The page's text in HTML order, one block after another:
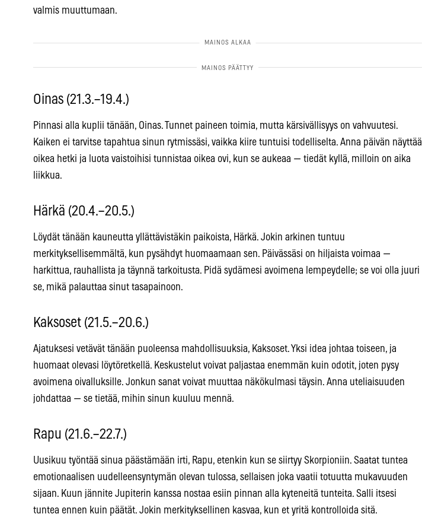
valmis muuttumaan.
Oinas (21.3.–19.4.)
Pinnasi alla kuplii tänään, Oinas. Tunnet paineen toimia, mutta kärsivällisyys on vahvuutesi.
Kaiken ei tarvitse tapahtua sinun rytmissäsi, vaikka kiire tuntuisi todelliselta. Anna päivän näyttää
oikea hetki ja luota vaistoihisi tunnistaa oikea ovi, kun se aukeaa — tiedät kyllä, milloin on aika
liikkua.
Härkä (20.4.–20.5.)
Löydät tänään kauneutta yllättävistäkin paikoista, Härkä. Jokin arkinen tuntuu
merkityksellisemmältä, kun pysähdyt huomaamaan sen. Päivässäsi on hiljaista voimaa —
harkittua, rauhallista ja täynnä tarkoitusta. Pidä sydämesi avoimena lempeydelle; se voi olla juuri
se, mikä palauttaa sinut tasapainoon.
Kaksoset (21.5.–20.6.)
Ajatuksesi vetävät tänään puoleensa mahdollisuuksia, Kaksoset. Yksi idea johtaa toiseen, ja
huomaat olevasi löytöretkellä. Keskustelut voivat paljastaa enemmän kuin odotit, joten pysy
avoimena oivalluksille. Jonkun sanat voivat muuttaa näkökulmasi täysin. Anna uteliaisuuden
johdattaa — se tietää, mihin sinun kuuluu mennä.
Rapu (21.6.–22.7.)
Uusikuu työntää sinua päästämään irti, Rapu, etenkin kun se siirtyy Skorpioniin. Saatat tuntea
emotionaalisen uudelleensyntymän olevan tulossa, sellaisen joka vaatii totuutta mukavuuden
sijaan. Kuun jännite Jupiterin kanssa nostaa esiin pinnan alla kyteneitä tunteita. Salli itsesi
tuntea ennen kuin päätät. Jokin merkityksellinen kasvaa, kun et yritä kontrolloida sitä.